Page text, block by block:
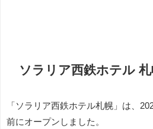
ソラリア西鉄ホテル
「ソラリア西鉄ホテル札幌」は、
前にオープンしました。